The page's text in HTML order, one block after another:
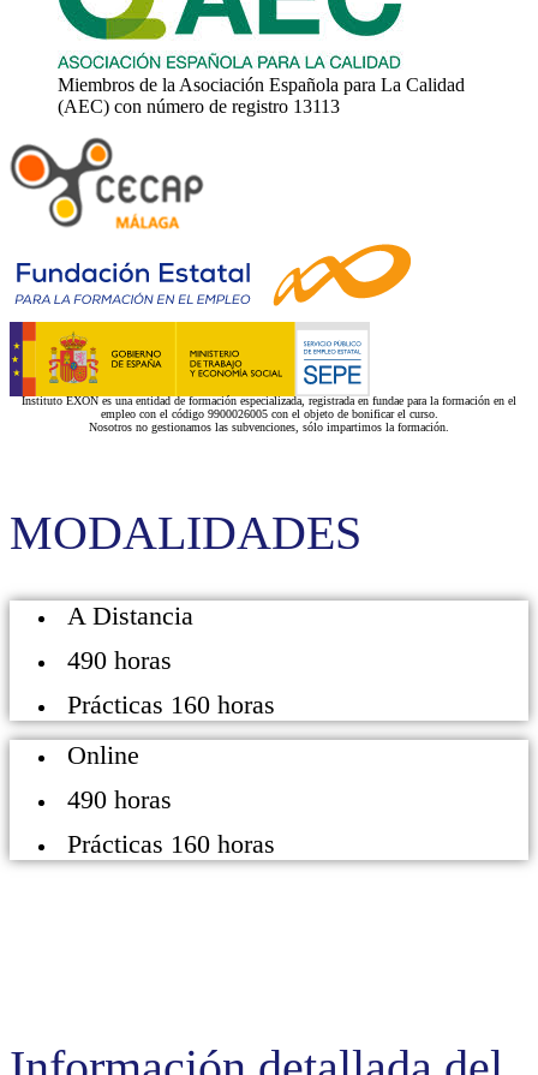
Miembros de la Asociación Española para La Calidad
(AEC) con número de registro 13113
Instituto EXON es una entidad de formación especializada, registrada en fundae para la formación en el
empleo con el código 9900026005 con el objeto de bonificar el curso.
Nosotros no gestionamos las subvenciones, sólo impartimos la formación.
MODALIDADES
A Distancia
490 horas
Prácticas 160 horas
Online
490 horas
Prácticas 160 horas